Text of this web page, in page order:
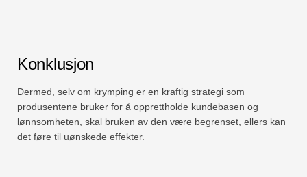
Konklusjon
Dermed, selv om krymping er en kraftig strategi som
produsentene bruker for å opprettholde kundebasen og
lønnsomheten, skal bruken av den være begrenset, ellers kan
det føre til uønskede effekter.